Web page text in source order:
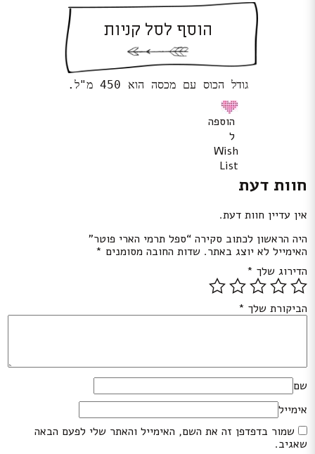
הוסף לסל קניות
גודל הכוס עם מכסה הוא 450 מ"ל.
הוספה
ל
Wish
List
חוות דעת
אין עדיין חוות דעת.
היה הראשון לכתוב סקירה “ספל תרמי הארי פוטר”
האימייל לא יוצג באתר. שדות החובה מסומנים *
הדירוג שלך *
הביקורת שלך *
שם
אימייל
שמור בדפדפן זה את השם, האימייל והאתר שלי לפעם הבאה
שאגיב.